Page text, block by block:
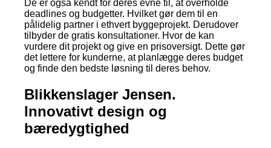
De er også kendt for deres evne til, at overholde
deadlines og budgetter. Hvilket gør dem til en
pålidelig partner i ethvert byggeprojekt. Derudover
tilbyder de gratis konsultationer. Hvor de kan
vurdere dit projekt og give en prisoversigt. Dette gør
det lettere for kunderne, at planlægge deres budget
og finde den bedste løsning til deres behov.
Blikkenslager Jensen.
Innovativt design og
bæredygtighed